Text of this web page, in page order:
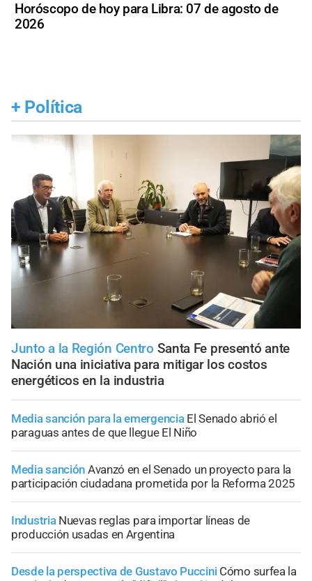
Horóscopo de hoy para Libra: 07 de agosto de
2026
+ Política
Junto a la Región Centro Santa Fe presentó ante
Nación una iniciativa para mitigar los costos
energéticos en la industria
Media sanción para la emergencia El Senado abrió el
paraguas antes de que llegue El Niño
Media sanción Avanzó en el Senado un proyecto para la
participación ciudadana prometida por la Reforma 2025
Industria Nuevas reglas para importar líneas de
producción usadas en Argentina
Desde la perspectiva de Gustavo Puccini Cómo surfea la